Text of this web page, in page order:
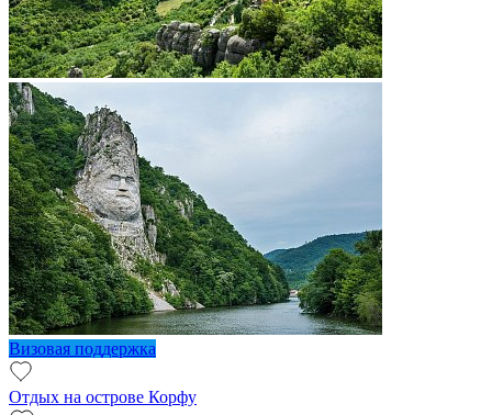
Визовая поддержка
Отдых на острове Корфу